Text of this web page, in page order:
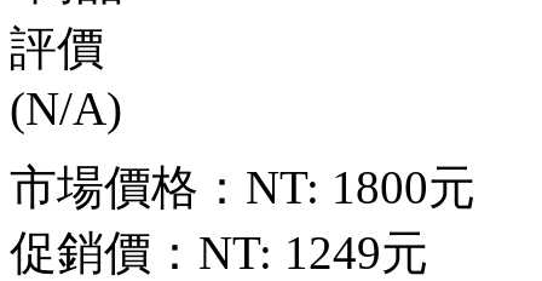
市場價格： NT: 1800元
促銷價： NT: 1249元